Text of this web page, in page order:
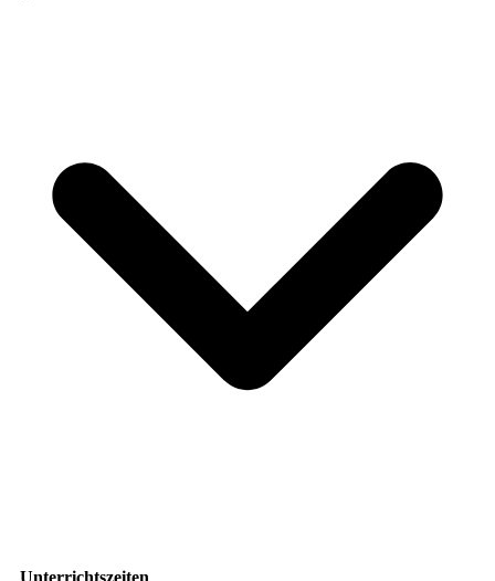
Unterrichtszeiten